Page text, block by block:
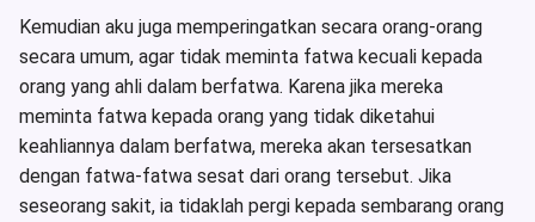
Kemudian aku juga memperingatkan secara orang-orang
secara umum, agar tidak meminta fatwa kecuali kepada
orang yang ahli dalam berfatwa. Karena jika mereka
meminta fatwa kepada orang yang tidak diketahui
keahliannya dalam berfatwa, mereka akan tersesatkan
dengan fatwa-fatwa sesat dari orang tersebut. Jika
seseorang sakit, ia tidaklah pergi kepada sembarang orang